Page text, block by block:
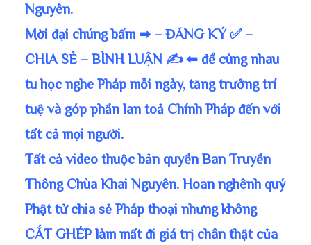
Nguyên.
Mời đại chúng bấm ➡ – ĐĂNG KÝ ✅ –
CHIA SẺ – BÌNH LUẬN ✍ ⬅ để cùng nhau
tu học nghe Pháp mỗi ngày, tăng trưởng trí
tuệ và góp phần lan toả Chính Pháp đến với
tất cả mọi người.
Tất cả video thuộc bản quyền Ban Truyền
Thông Chùa Khai Nguyên. Hoan nghênh quý
Phật tử chia sẻ Pháp thoại nhưng không
CẮT GHÉP làm mất đi giá trị chân thật của